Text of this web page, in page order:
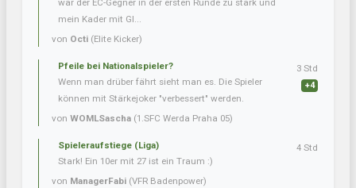
war der EC-Gegner in der ersten Runde zu stark und
mein Kader mit Gl...
von Octi (Elite Kicker)
Pfeile bei Nationalspieler?
Wenn man drüber fährt sieht man es. Die Spieler
können mit Stärkejoker "verbessert" werden.
von WOMLSascha (1.SFC Werda Praha 05)
3 Std
+4
Spieleraufstiege (Liga)
Stark! Ein 10er mit 27 ist ein Traum :)
von ManagerFabi (VFR Badenpower)
4 Std